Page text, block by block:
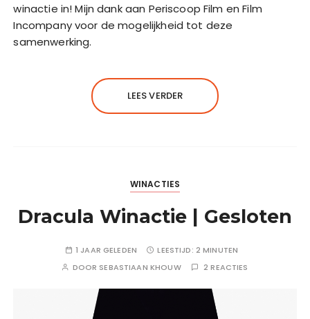
winactie in! Mijn dank aan Periscoop Film en Film
Incompany voor de mogelijkheid tot deze
samenwerking.
LEES VERDER
WINACTIES
Dracula Winactie | Gesloten
1 JAAR GELEDEN LEESTIJD: 2 MINUTEN
DOOR SEBASTIAAN KHOUW 2 REACTIES